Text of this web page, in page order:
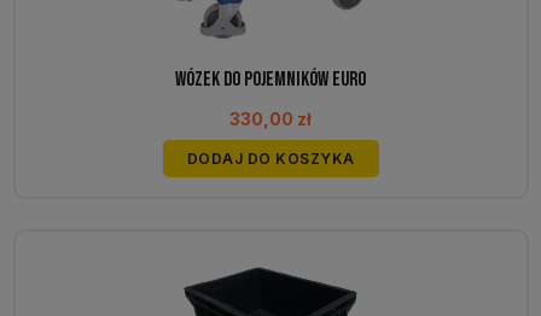
Wózek do pojemników EURO
330,00 zł
DODAJ DO KOSZYKA